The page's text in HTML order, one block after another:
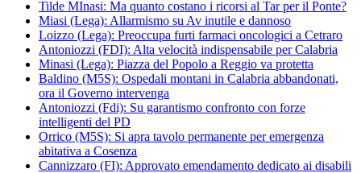
Tilde MInasi: Ma quanto costano i ricorsi al Tar per il Ponte?
Miasi (Lega): Allarmismo su Av inutile e dannoso
Loizzo (Lega): Preoccupa furti farmaci oncologici a Cetraro
Antoniozzi (FDI): Alta velocità indispensabile per Calabria
Minasi (Lega): Piazza del Popolo a Reggio va protetta
Baldino (M5S): Ospedali montani in Calabria abbandonati,
ora il Governo intervenga
Antoniozzi (Fdi): Su garantismo confronto con forze
intelligenti del PD
Orrico (M5S): Si apra tavolo permanente per emergenza
abitativa a Cosenza
Cannizzaro (FI): Approvato emendamento dedicato ai disabili